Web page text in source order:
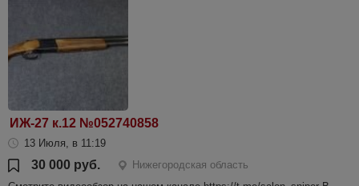
ИЖ-27 к.12 №052740858
13 Июля, в 11:19
30 000 руб.
Нижегородская область